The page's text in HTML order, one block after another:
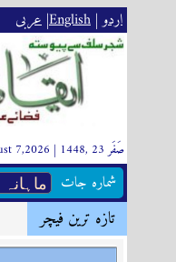
عربى |English |اردو
Friday, August 7,2026 | 1448, صَفَر 23
شماره جات
تازہ ترين فیچر